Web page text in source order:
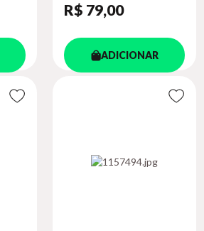
R$ 79,00
ADICIONAR